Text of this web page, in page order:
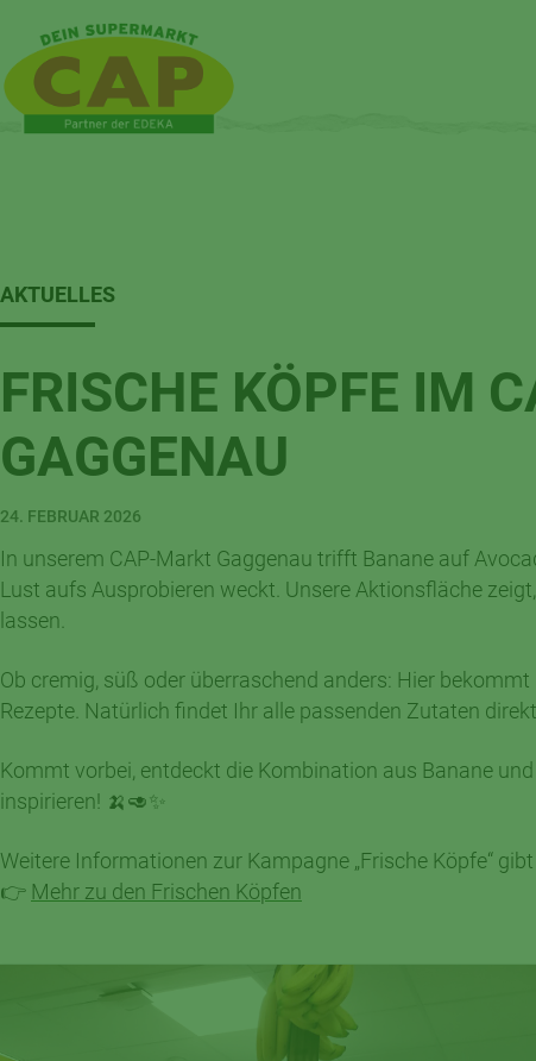
AKTUELLES
FRISCHE KÖPFE IM
GAGGENAU
24. FEBRUAR 2026
In unserem CAP-Markt Gaggenau trifft Banane auf
Lust aufs Ausprobieren weckt. Unsere Aktionsfläche
lassen.
Ob cremig, süß oder überraschend anders: Hier
Rezepte. Natürlich findet Ihr alle passenden Zutaten
Kommt vorbei, entdeckt die Kombination aus Banane
inspirieren! 🍌🥑✨
Weitere Informationen zur Kampagne „Frische Köpfe“ gibt
👉 Mehr zu den Frischen Köpfen